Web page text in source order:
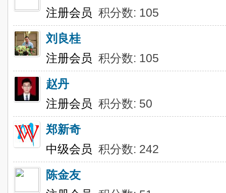
注册会员 积分数: 105
刘良桂
注册会员 积分数: 105
赵丹
注册会员 积分数: 50
郑新奇
中级会员 积分数: 242
陈金友